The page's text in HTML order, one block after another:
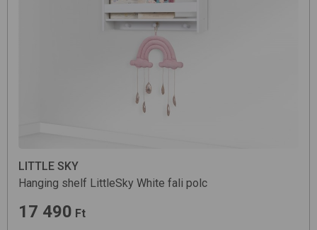
LITTLE SKY
Hanging shelf LittleSky White fali polc
17 490 Ft